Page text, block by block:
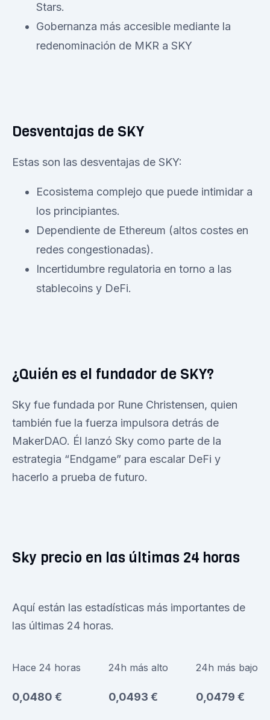
Stars.
Gobernanza más accesible mediante la
redenominación de MKR a SKY
Desventajas de SKY
Estas son las desventajas de SKY:
Ecosistema complejo que puede intimidar a
los principiantes.
Dependiente de Ethereum (altos costes en
redes congestionadas).
Incertidumbre regulatoria en torno a las
stablecoins y DeFi.
¿Quién es el fundador de SKY?
Sky fue fundada por Rune Christensen, quien
también fue la fuerza impulsora detrás de
MakerDAO. Él lanzó Sky como parte de la
estrategia “Endgame” para escalar DeFi y
hacerlo a prueba de futuro.
Sky precio en las últimas 24 horas
Aquí están las estadísticas más importantes de
las últimas 24 horas.
Hace 24 horas
0,0480 €
24h más alto
0,0493 €
24h más bajo
0,0479 €